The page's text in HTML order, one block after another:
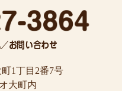
1丁目2番7号
大町内